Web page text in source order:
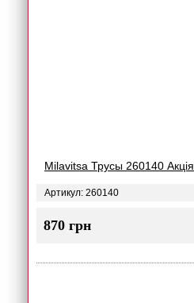
Milavitsa Трусы 260140 Акція.
Артикул: 260140
870 грн